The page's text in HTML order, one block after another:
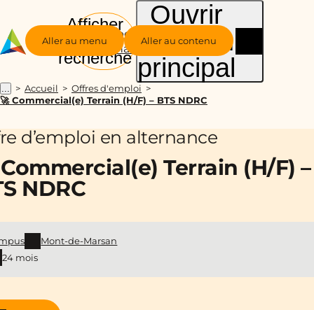
Aller au menu Aller au contenu
Groupe
Alternance
Afficher
la
recherche
Ouvrir
le menu
principal
... Accueil
Offres d'emploi
🚀 Commercial(e) Terrain (H/F) – BTS NDRC
d’emploi en alternance
Terrain (H/F) –
NDRC
Mont-de-Marsan
24 mois